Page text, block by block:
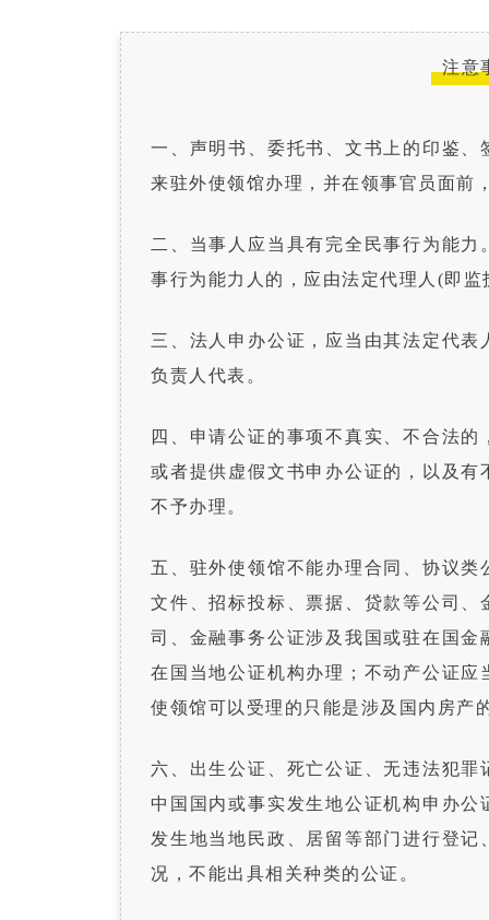
注意
一、声明书、委托书、文书上的印鉴
来驻外使领馆办理，并在领事官员面前
二、当事人应当具有完全民事行为能
事行为能力人的，应由法定代理人(即监
三、法人申办公证，应当由其法定代
负责人代表。
四、申请公证的事项不真实、不合法
或者提供虚假文书申办公证的，以及
不予办理。
五、驻外使领馆不能办理合同、协议
文件、招标投标、票据、贷款等公司
司、金融事务公证涉及我国或驻在国
在国当地公证机构办理；不动产公证
使领馆可以受理的只能是涉及国内房产
六、出生公证、死亡公证、无违法犯
中国国内或事实发生地公证机构申办
发生地当地民政、居留等部门进行登
况，不能出具相关种类的公证。